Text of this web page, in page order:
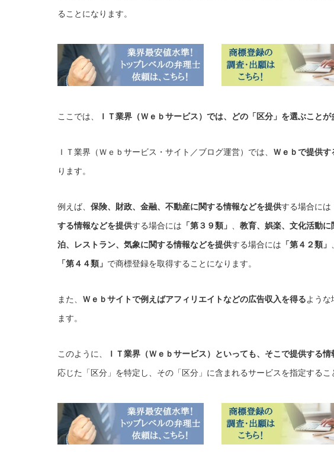
ることになります。
ここでは、 ＩＴ業界（Ｗｅｂサービス）では、どの「区分」を選ぶことが
ＩＴ業界（Ｗｅｂサービス・サイト／ブログ運営）では、 Ｗｅｂで提供
ります。
例えば、 保険、財政、金融、不動産に関する情報などを提供する場合には
する情報などを提供する場合には 「第３９類」 教育、娯楽、文化活動
泊、レストラン、気象に関する情報などを提供する場合には 「第４２類」
「第４４類」 で商標登録を取得することになります。
また、 Ｗｅｂサイトで例えばアフィリエイトなどの広告収入を得るような
ます。
このように、 ＩＴ業界（Ｗｅｂサービス）といっても、そこで提供する
応じた「区分」を特定し、その「区分」に含まれるサービスを指定するこ